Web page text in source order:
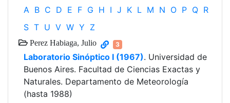
A B C D E F G H I J K L M N O P Q R
S T U V W Y Z
Perez Habiaga, Julio 3
Laboratorio Sinóptico I (1967). Universidad de
Buenos Aires. Facultad de Ciencias Exactas y
Naturales. Departamento de Meteorología
(hasta 1988)